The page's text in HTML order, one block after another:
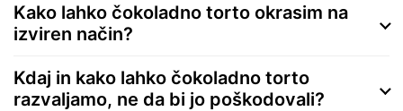
Kako lahko čokoladno torto okrasim na
izviren način?
Kdaj in kako lahko čokoladno torto
razvaljamo, ne da bi jo poškodovali?